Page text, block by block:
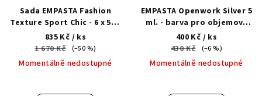
Sada EMPASTA Fashion
Texture Sport Chic - 6 х 5ml
kelímek
835 Kč / ks
1 670 Kč
(–50 %)
Momentálně nedostupné
EMPASTA Openwork Silver 5
ml. - barva pro objemový
design nehtů
400 Kč / ks
430 Kč
(–6 %)
Momentálně nedostupné